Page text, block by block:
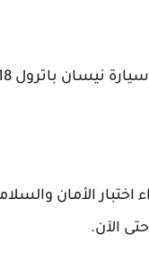
نيسان باترول 2018
الآن.